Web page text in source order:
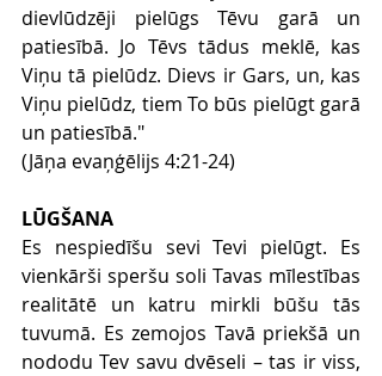
dievlūdzēji pielūgs Tēvu garā un
patiesībā. Jo Tēvs tādus meklē, kas
Viņu tā pielūdz. Dievs ir Gars, un, kas
Viņu pielūdz, tiem To būs pielūgt garā
un patiesībā."
(Jāņa evaņģēlijs 4:21-24)
LŪGŠANA
Es nespiedīšu sevi Tevi pielūgt. Es
vienkārši speršu soli Tavas mīlestības
realitātē un katru mirkli būšu tās
tuvumā. Es zemojos Tavā priekšā un
nododu Tev savu dvēseli – tas ir viss,